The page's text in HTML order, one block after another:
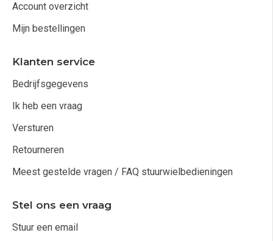
Account overzicht
Mijn bestellingen
Klanten service
Bedrijfsgegevens
Ik heb een vraag
Versturen
Retourneren
Meest gestelde vragen / FAQ stuurwielbedieningen
Stel ons een vraag
Stuur een email